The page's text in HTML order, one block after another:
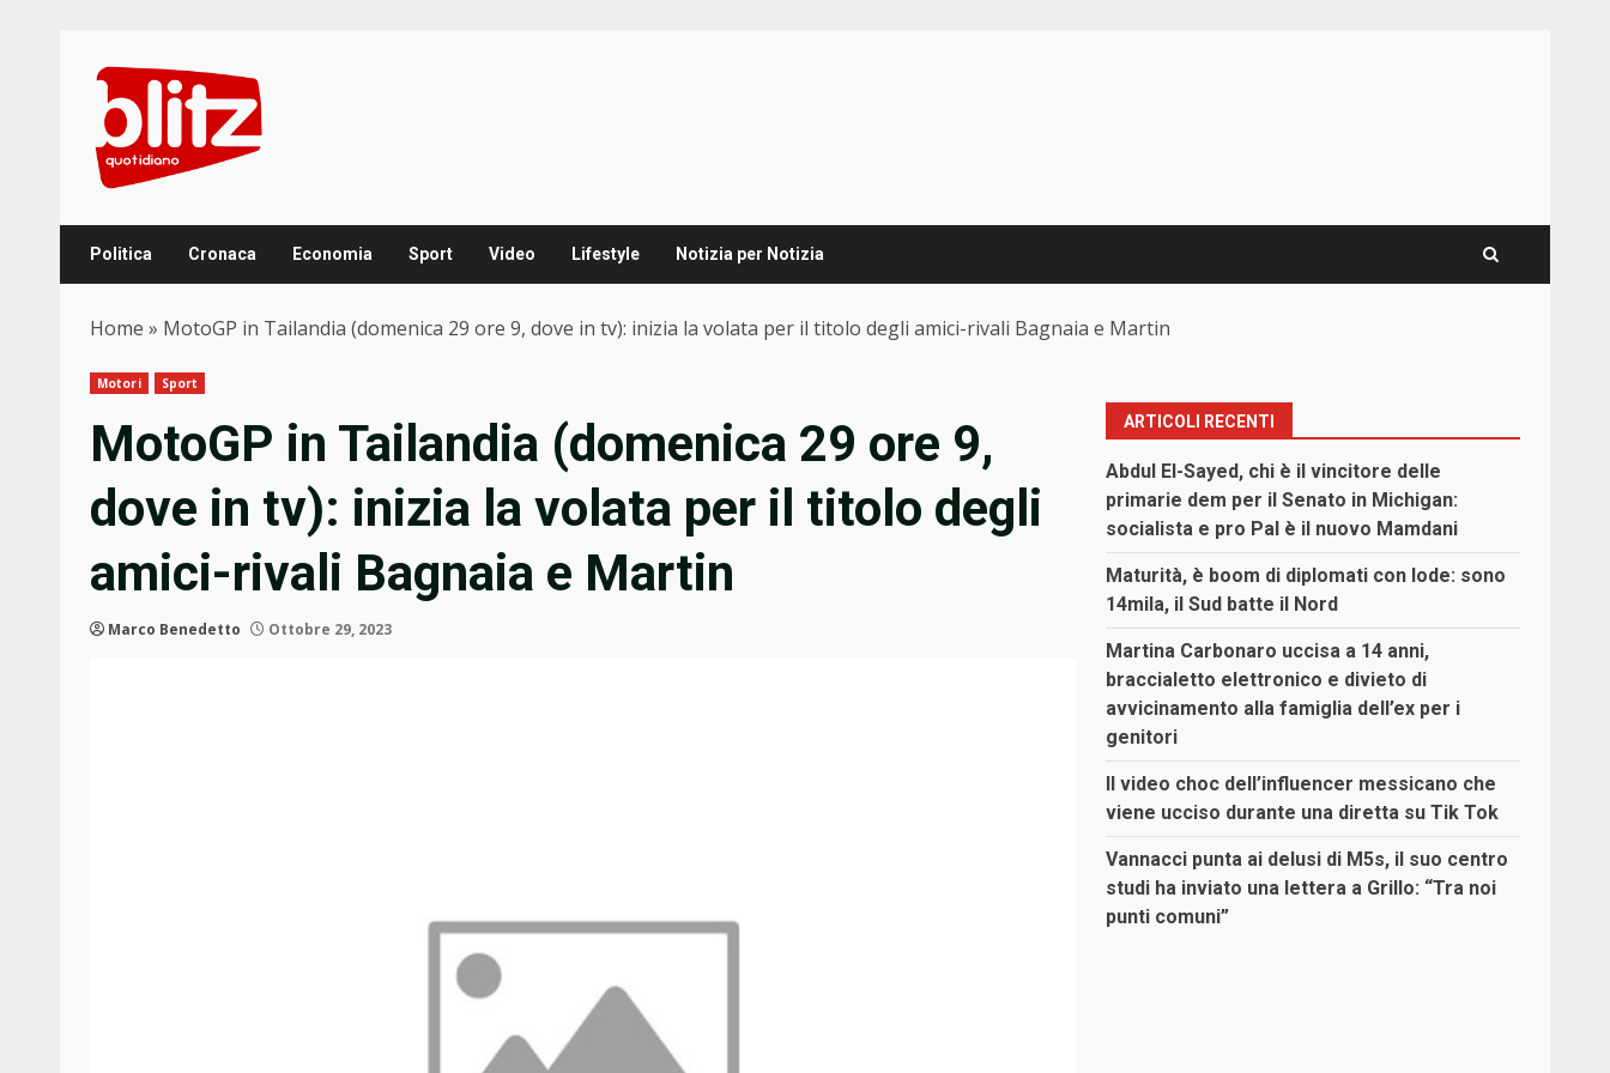
content
Politica Cronaca Economia Sport Video Lifestyle Notizia per Notizia
Home » MotoGP in Tailandia (domenica 29 ore 9, dove in tv): inizia la volata per il titolo degli amici-rivali Bagnaia e Martin
Motori Sport
MotoGP in Tailandia (domenica 29 ore 9,
dove in tv): inizia la volata per il titolo degli
amici-rivali Bagnaia e Martin
Marco Benedetto Ottobre 29, 2023
ARTICOLI RECENTI
Abdul El-Sayed, chi è il vincitore delle
primarie dem per il Senato in Michigan:
socialista e pro Pal è il nuovo Mamdani
Maturità, è boom di diplomati con lode: sono
14mila, il Sud batte il Nord
Martina Carbonaro uccisa a 14 anni,
braccialetto elettronico e divieto di
avvicinamento alla famiglia dell’ex per i
genitori
Il video choc dell’influencer messicano che
viene ucciso durante una diretta su Tik Tok
Vannacci punta ai delusi di M5s, il suo centro
studi ha inviato una lettera a Grillo: “Tra noi
punti comuni”